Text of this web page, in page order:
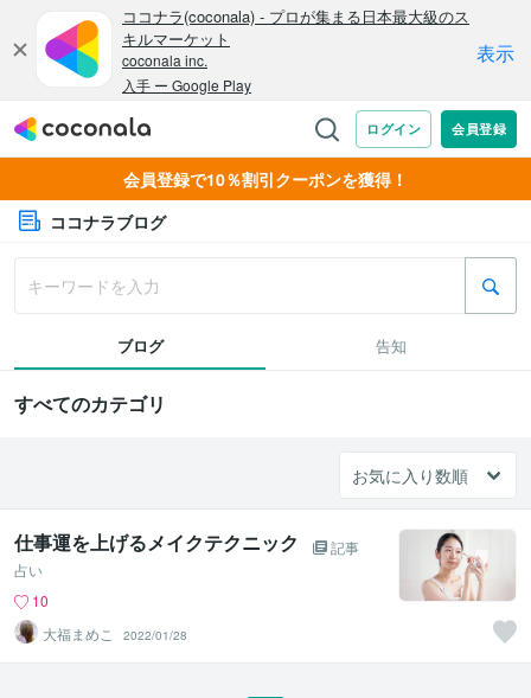
会員登録で10％割引クーポンを獲得！
ココナラブログ
ブログ 告知
すべてのカテゴリ
仕事運を上げるメイクテクニック
記事
占い
10
大福まめこ
2022/01/28